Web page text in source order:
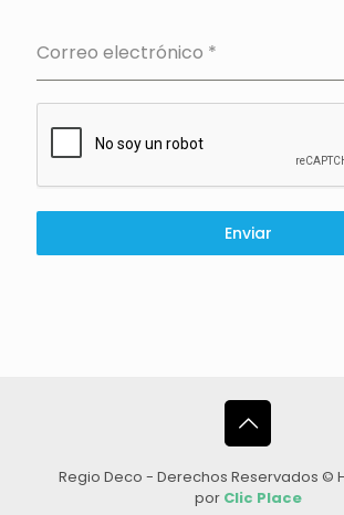
Correo electrónico *
Enviar
Regio Deco - Derechos Reservados ©
por Clic Place